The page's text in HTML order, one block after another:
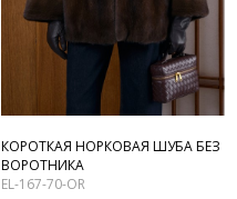
КОРОТКАЯ НОРКОВАЯ ШУБА БЕЗ
ВОРОТНИКА
EL-167-70-OR